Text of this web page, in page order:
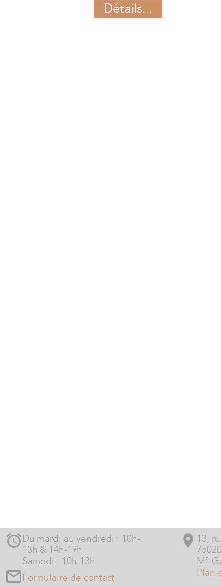
Détails...
Du mardi au vendredi : 10h-
13h & 14h-19h
Samedi : 10h-13h
Formulaire de contact
13,
M°
Plan